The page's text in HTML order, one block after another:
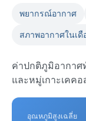
พยากรณ์อากาศ
สภาพอากาศในเ
ค่าปกติภูมิอากาศ
และหมู่เกาะเคคอ
อุณหภูมิสูงเฉลี่ย